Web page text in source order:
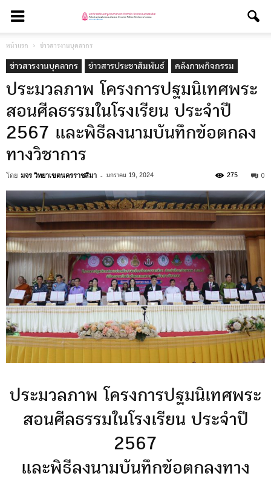
หน้าแรก ข่าวสารงานบุคลากร
ข่าวสารงานบุคลากร ข่าวสารประชาสัมพันธ์ คลังภาพกิจกรรม
ประมวลภาพ โครงการปฐมนิเทศพระ
สอนศีลธรรมในโรงเรียน ประจำปี
2567 และพิธีลงนามบันทึกข้อตกลง
ทางวิชาการ
โดย มจร วิทยาเขตนครราชสีมา - มกราคม 19, 2024 0
275
ประมวลภาพ โครงการปฐมนิเทศพระ
สอนศีลธรรมในโรงเรียน ประจำปี
2567
และพิธีลงนามบันทึกข้อตกลงทาง